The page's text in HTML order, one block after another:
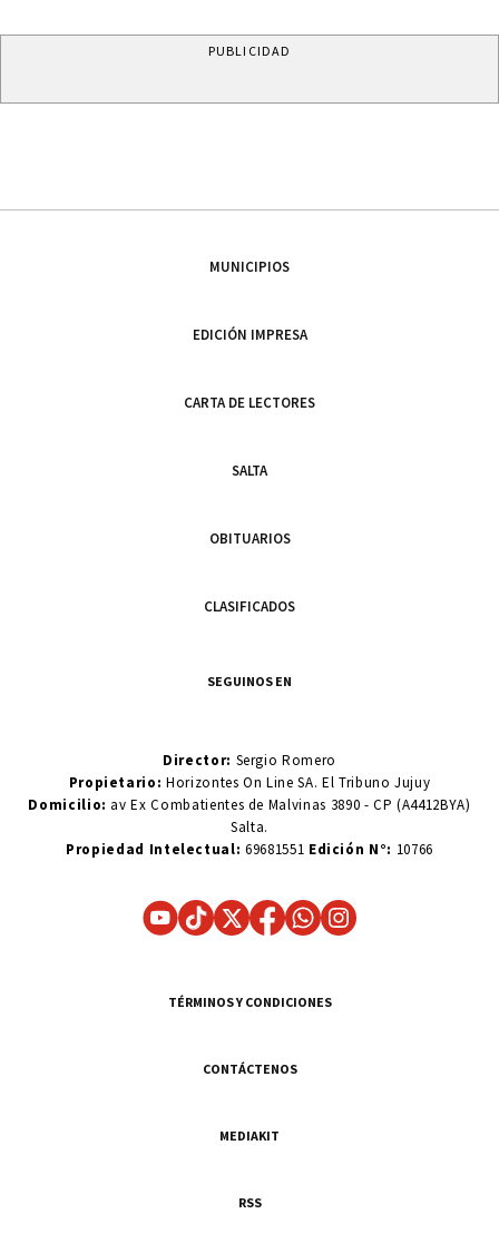
PUBLICIDAD
MUNICIPIOS
EDICIÓN IMPRESA
CARTA DE LECTORES
SALTA
OBITUARIOS
CLASIFICADOS
SEGUINOS EN
Director: Sergio Romero
Propietario:Horizontes On Line SA. El Tribuno Jujuy
Domicilio: av Ex Combatientes de Malvinas 3890 - CP (A4412BYA)
Salta.
Propiedad Intelectual: 69681551 Edición N°: 10766
TÉRMINOS Y CONDICIONES
CONTÁCTENOS
MEDIAKIT
RSS